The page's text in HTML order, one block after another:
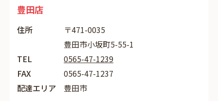
豊田店
住所
〒471-0035
豊田市小坂町5-55-1
TEL
0565-47-1239
FAX
0565-47-1237
配達エリア
豊田市